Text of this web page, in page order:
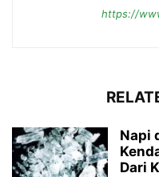
https://
Napi
Dari